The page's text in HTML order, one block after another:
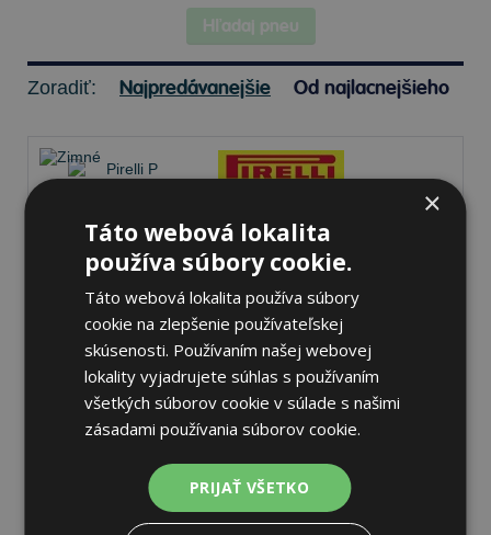
Hľadaj pneu
Zoradiť: Najpredávanejšie Od najlacnejšieho
Pirelli P ZERO WINTER 2
275/30 R21 98 W Zimné
Nie je skladom Sledovať naskladnenie
412,20 €
×
Táto webová lokalita
používa súbory cookie.
Táto webová lokalita používa súbory
cookie na zlepšenie používateľskej
skúsenosti. Používaním našej webovej
lokality vyjadrujete súhlas s používaním
všetkých súborov cookie v súlade s našimi
zásadami používania súborov cookie.
PRIJAŤ VŠETKO